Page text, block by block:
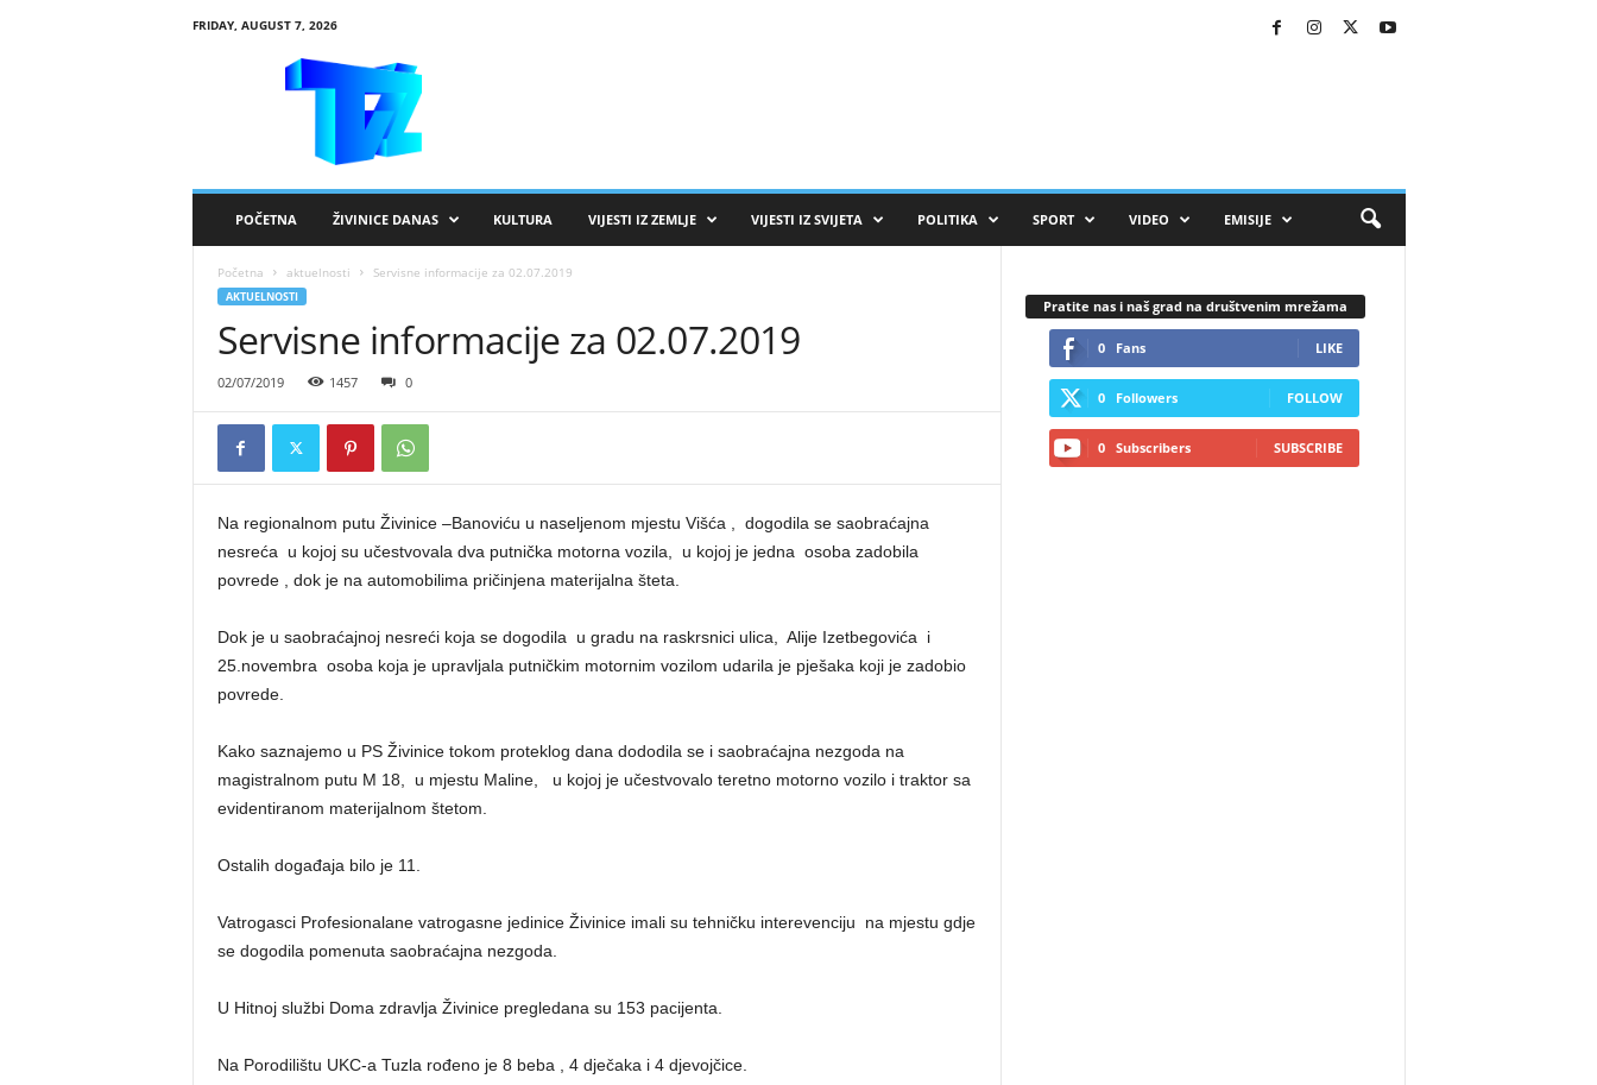
FRIDAY, AUGUST 7, 2026
POČETNA ŽIVINICE DANAS KULTURA VIJESTI IZ ZEMLJE VIJESTI IZ SVIJETA POLITIKA SPORT VIDEO EMISIJE
Početna aktuelnosti Servisne informacije za 02.07.2019
AKTUELNOSTI
Servisne informacije za 02.07.2019
02/07/2019 1457 0
Na regionalnom putu Živinice –Banoviću u naseljenom mjestu Višća , dogodila se saobraćajna
nesreća u kojoj su učestvovala dva putnička motorna vozila, u kojoj je jedna osoba zadobila
povrede , dok je na automobilima pričinjena materijalna šteta.
Dok je u saobraćajnoj nesreći koja se dogodila u gradu na raskrsnici ulica, Alije Izetbegovića i
25.novembra osoba koja je upravljala putničkim motornim vozilom udarila je pješaka koji je zadobio
povrede.
Kako saznajemo u PS Živinice tokom proteklog dana dododila se i saobraćajna nezgoda na
magistralnom putu M 18, u mjestu Maline, u kojoj je učestvovalo teretno motorno vozilo i traktor sa
evidentiranom materijalnom štetom.
Ostalih događaja bilo je 11.
Vatrogasci Profesionalane vatrogasne jedinice Živinice imali su tehničku interevenciju na mjestu gdje
se dogodila pomenuta saobraćajna nezgoda.
U Hitnoj službi Doma zdravlja Živinice pregledana su 153 pacijenta.
Na Porodilištu UKC-a Tuzla rođeno je 8 beba , 4 dječaka i 4 djevojčice.
Pratite nas i naš grad na društvenim mrežama
0 Fans LIKE
0 Followers FOLLOW
0 Subscribers SUBSCRIBE